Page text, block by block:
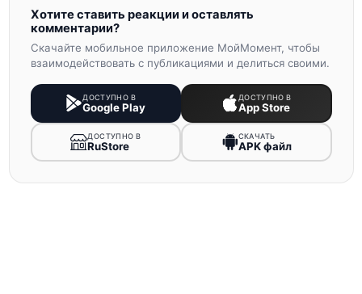
Хотите ставить реакции и оставлять
комментарии?
Скачайте мобильное приложение МойМомент, чтобы
взаимодействовать с публикациями и делиться своими.
ДОСТУПНО В
Google Play
ДОСТУПНО В
App Store
ДОСТУПНО В
RuStore
СКАЧАТЬ
APK файл